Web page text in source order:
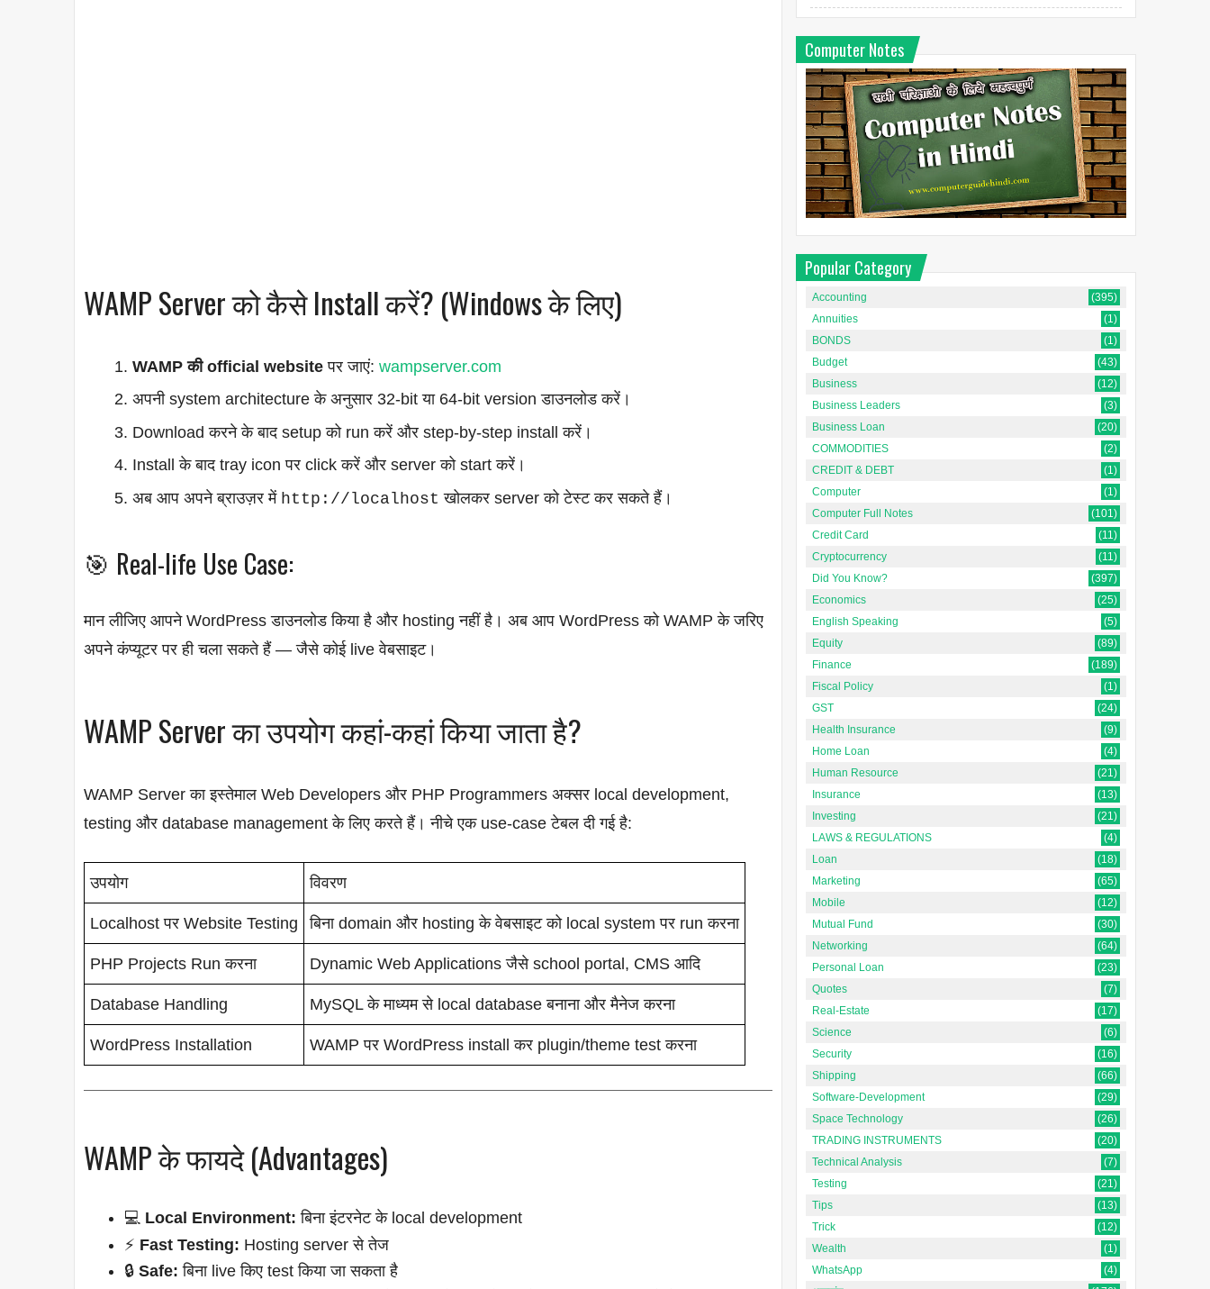
WAMP Server को कैसे Install करें? (Windows के लिए)
WAMP की official website पर जाएं: wampserver.com
अपनी system architecture के अनुसार 32-bit या 64-bit version डाउनलोड करें।
Download करने के बाद setup को run करें और step-by-step install करें।
Install के बाद tray icon पर click करें और server को start करें।
अब आप अपने ब्राउज़र में http://localhost खोलकर server को टेस्ट कर सकते हैं।
🎯 Real-life Use Case:
मान लीजिए आपने WordPress डाउनलोड किया है और hosting नहीं है। अब आप WordPress को WAMP के जरिए
अपने कंप्यूटर पर ही चला सकते हैं — जैसे कोई live वेबसाइट।
WAMP Server का उपयोग कहां-कहां किया जाता है?
WAMP Server का इस्तेमाल Web Developers और PHP Programmers अक्सर local development,
testing और database management के लिए करते हैं। नीचे एक use-case टेबल दी गई है:
उपयोग विवरण
Localhost पर Website Testing बिना domain और hosting के वेबसाइट को local system पर run करना
PHP Projects Run करना Dynamic Web Applications जैसे school portal, CMS आदि
Database Handling MySQL के माध्यम से local database बनाना और मैनेज करना
WordPress Installation WAMP पर WordPress install कर plugin/theme test करना
WAMP के फायदे (Advantages)
💻 Local Environment: बिना इंटरनेट के local development
⚡ Fast Testing: Hosting server से तेज
🔒 Safe: बिना live किए test किया जा सकता है
Computer Notes
Popular Category
Accounting
(395)
Annuities
(1)
BONDS
(1)
Budget
(43)
Business
(12)
Business Leaders
(3)
Business Loan
(20)
COMMODITIES
(2)
CREDIT & DEBT
(1)
Computer
(1)
Computer Full Notes
(101)
Credit Card
(11)
Cryptocurrency
(11)
Did You Know?
(397)
Economics
(25)
English Speaking
(5)
Equity
(89)
Finance
(189)
Fiscal Policy
(1)
GST
(24)
Health Insurance
(9)
Home Loan
(4)
Human Resource
(21)
Insurance
(13)
Investing
(21)
LAWS & REGULATIONS
(4)
Loan
(18)
Marketing
(65)
Mobile
(12)
Mutual Fund
(30)
Networking
(64)
Personal Loan
(23)
Quotes
(7)
Real-Estate
(17)
Science
(6)
Security
(16)
Shipping
(66)
Software-Development
(29)
Space Technology
(26)
TRADING INSTRUMENTS
(20)
Technical Analysis
(7)
Testing
(21)
Tips
(13)
Trick
(12)
Wealth
(1)
WhatsApp
(4)